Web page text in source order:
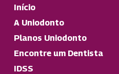
Início
A Uniodonto
Planos Uniodonto
Encontre um Dentista
IDSS